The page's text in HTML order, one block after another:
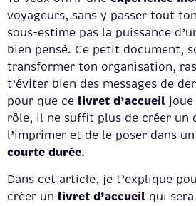
voyageurs, sans y passer tout
sous-estime pas la puissance
bien pensé. Ce petit document,
transformer ton organisation,
t’éviter bien des messages de
pour que ce livret d’accueil
rôle, il ne suffit plus de créer un
l’imprimer et de le poser dans
courte durée.
Dans cet article, je t’explique
créer un livret d’accueil qui